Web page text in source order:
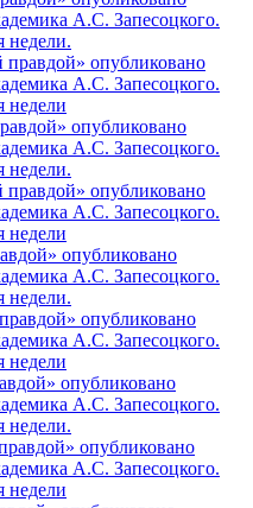
правдой» опубликовано
А.С. Запесоцкого.
недели
правдой» опубликовано
А.С. Запесоцкого.
недели
опубликовано
А.С. Запесоцкого.
недели
опубликовано
А.С. Запесоцкого.
недели